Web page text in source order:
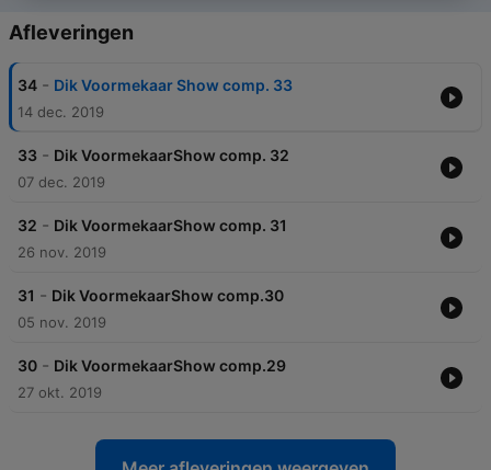
Afleveringen
34 - Dik Voormekaar Show comp. 33
14 dec. 2019
33 - Dik VoormekaarShow comp. 32
07 dec. 2019
32 - Dik VoormekaarShow comp. 31
26 nov. 2019
31 - Dik VoormekaarShow comp.30
05 nov. 2019
30 - Dik VoormekaarShow comp.29
27 okt. 2019